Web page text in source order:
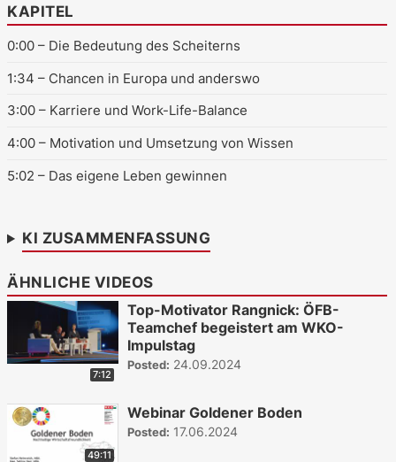
KAPITEL
0:00 – Die Bedeutung des Scheiterns
1:34 – Chancen in Europa und anderswo
3:00 – Karriere und Work-Life-Balance
4:00 – Motivation und Umsetzung von Wissen
5:02 – Das eigene Leben gewinnen
KI ZUSAMMENFASSUNG
ÄHNLICHE VIDEOS
7:12
Top-Motivator Rangnick: ÖFB-
Teamchef begeistert am WKO-
Impulstag
Posted: 24.09.2024
49:11
Webinar Goldener Boden
Posted: 17.06.2024